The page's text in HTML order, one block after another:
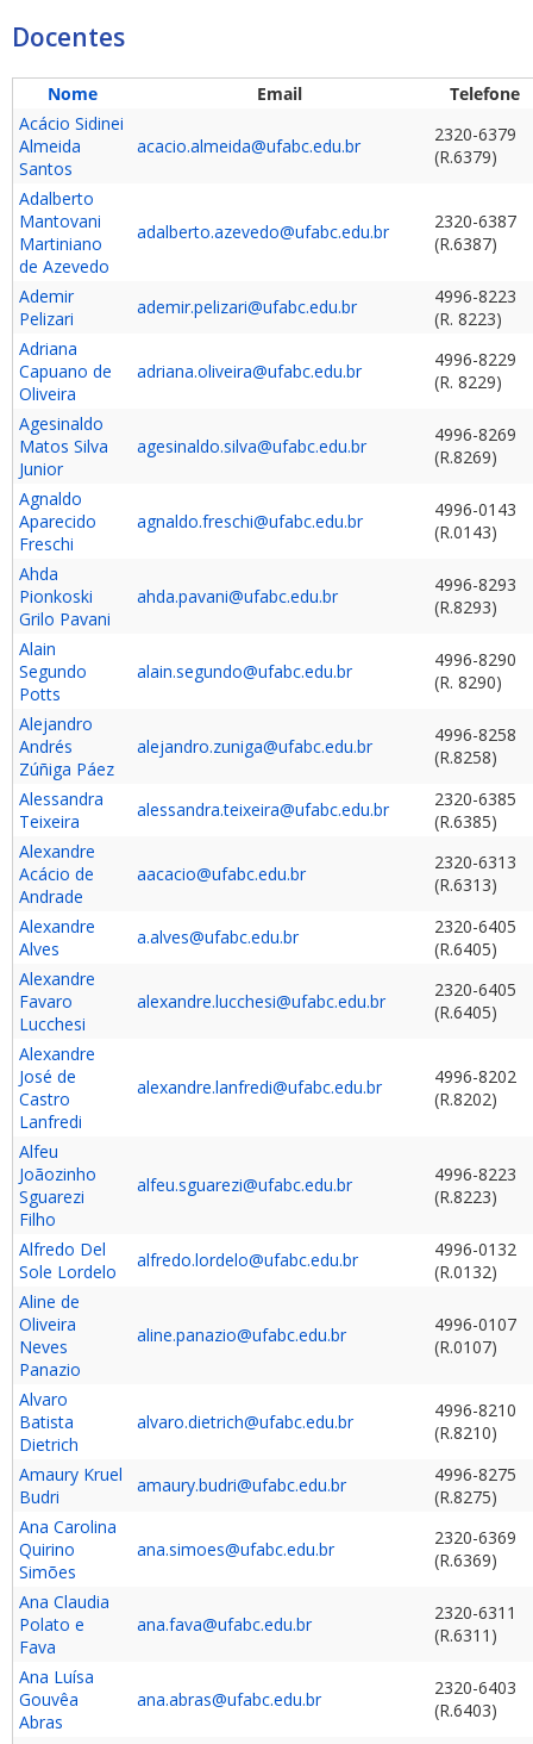
Docentes
Nome Email
Telefone
Acácio Sidinei
Almeida
Santos
acacio.almeida@ufabc.edu.br
2320-6379
(R.6379)
Adalberto
Mantovani
Martiniano
de Azevedo
adalberto.azevedo@ufabc.edu.br
2320-6387
(R.6387)
Ademir
Pelizari
ademir.pelizari@ufabc.edu.br
4996-8223
(R. 8223)
Adriana
Capuano de
Oliveira
adriana.oliveira@ufabc.edu.br
4996-8229
(R. 8229)
Agesinaldo
Matos Silva
Junior
agesinaldo.silva@ufabc.edu.br
4996-8269
(R.8269)
Agnaldo
Aparecido
Freschi
agnaldo.freschi@ufabc.edu.br
4996-0143
(R.0143)
Ahda
Pionkoski
Grilo Pavani
ahda.pavani@ufabc.edu.br
4996-8293
(R.8293)
Alain
Segundo
Potts
alain.segundo@ufabc.edu.br
4996-8290
(R. 8290)
Alejandro
Andrés
Zúñiga Páez
alejandro.zuniga@ufabc.edu.br
4996-8258
(R.8258)
Alessandra
Teixeira
alessandra.teixeira@ufabc.edu.br
2320-6385
(R.6385)
Alexandre
Acácio de
Andrade
aacacio@ufabc.edu.br
2320-6313
(R.6313)
Alexandre
Alves
a.alves@ufabc.edu.br
2320-6405
(R.6405)
Alexandre
Favaro
Lucchesi
alexandre.lucchesi@ufabc.edu.br
2320-6405
(R.6405)
Alexandre
José de
Castro
Lanfredi
alexandre.lanfredi@ufabc.edu.br
4996-8202
(R.8202)
Alfeu
Joãozinho
Sguarezi
Filho
alfeu.sguarezi@ufabc.edu.br
4996-8223
(R.8223)
Alfredo Del
Sole Lordelo
alfredo.lordelo@ufabc.edu.br
4996-0132
(R.0132)
Aline de
Oliveira
Neves
Panazio
aline.panazio@ufabc.edu.br
4996-0107
(R.0107)
Alvaro
Batista
Dietrich
alvaro.dietrich@ufabc.edu.br
4996-8210
(R.8210)
Amaury Kruel
Budri
amaury.budri@ufabc.edu.br
4996-8275
(R.8275)
Ana Carolina
Quirino
Simões
ana.simoes@ufabc.edu.br
2320-6369
(R.6369)
Ana Claudia
Polato e
Fava
ana.fava@ufabc.edu.br
2320-6311
(R.6311)
Ana Luísa
Gouvêa
Abras
ana.abras@ufabc.edu.br
2320-6403
(R.6403)